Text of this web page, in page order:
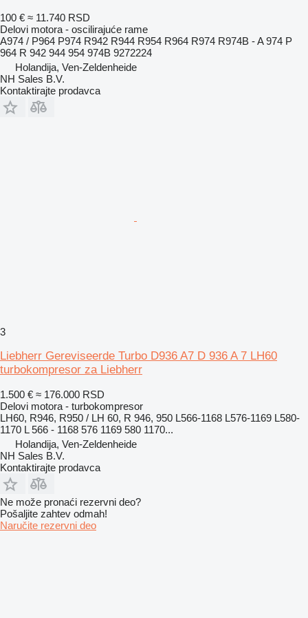
100 € ≈ 11.740 RSD
Delovi motora - oscilirajuće rame
A974 / P964 P974 R942 R944 R954 R964 R974 R974B - A 974 P
964 R 942 944 954 974B 9272224
Holandija, Ven-Zeldenheide
NH Sales B.V.
Kontaktirajte prodavca
3
Liebherr Gereviseerde Turbo D936 A7 D 936 A 7 LH60
turbokompresor za Liebherr
1.500 € ≈ 176.000 RSD
Delovi motora - turbokompresor
LH60, R946, R950 / LH 60, R 946, 950 L566-1168 L576-1169 L580-
1170 L 566 - 1168 576 1169 580 1170...
Holandija, Ven-Zeldenheide
NH Sales B.V.
Kontaktirajte prodavca
Ne može pronaći rezervni dеo?
Pošaljite zahtev odmah!
Naručite rezervni dеo